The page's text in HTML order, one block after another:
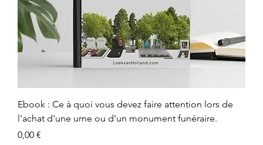
Ebook : Ce à quoi vous devez faire attention lors de
l'achat d'une urne ou d'un monument funéraire.
Prix
0,00 €